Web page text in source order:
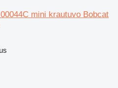
mini krautuvo Bobcat